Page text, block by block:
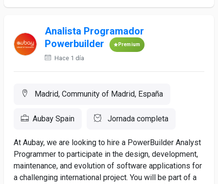
Analista Programador
Powerbuilder
Premium
Hace 1 día
Madrid, Community of Madrid, España
Aubay Spain Jornada completa
At Aubay, we are looking to hire a PowerBuilder Analyst
Programmer to participate in the design, development,
maintenance, and evolution of software applications for
a challenging international project. You will be part of a